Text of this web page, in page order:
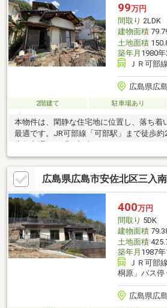
99万円
間取り 2LDK
建物面積
土地面積
築年月 1980
ＪＲ可部
広島県広
2階建て 駐車場あり
本物件は、閑静な住宅地に位置し、落ち着
最適です。JR可部線「可部駅」まで徒歩約
にあり、広島市中心部へのアクセスも良好
肢が多く通勤・通学にも便利です。周辺に
施設が揃い、日常の買い物にも困りません
や図書館、総合福祉センターなどの公共施
しやすさを実感いただける環境が整ってい
どんなとこか見てみたいなぁと思われた時
はいりませんのでいつでもお気軽にご連絡
広島県広島市安佐北区三入
400万円
間取り 5DK
建物面積
土地面積
築年月 1987
ＪＲ可部
桐原」バス停
広島県広